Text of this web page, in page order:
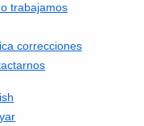
trabajamos
correcciones